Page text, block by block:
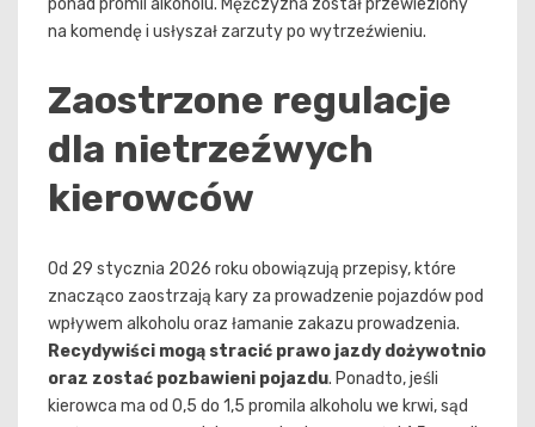
na komendę i usłyszał zarzuty po wytrzeźwieniu.
Zaostrzone regulacje
dla nietrzeźwych
kierowców
Od 29 stycznia 2026 roku obowiązują przepisy, które
znacząco zaostrzają kary za prowadzenie pojazdów pod
wpływem alkoholu oraz łamanie zakazu prowadzenia.
Recydywiści mogą stracić prawo jazdy dożywotnio
oraz zostać pozbawieni pojazdu. Ponadto, jeśli
kierowca ma od 0,5 do 1,5 promila alkoholu we krwi, sąd